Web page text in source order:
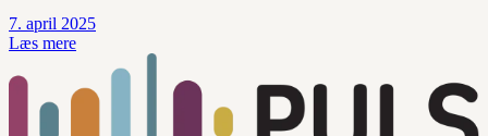
7. april 2025
Læs mere